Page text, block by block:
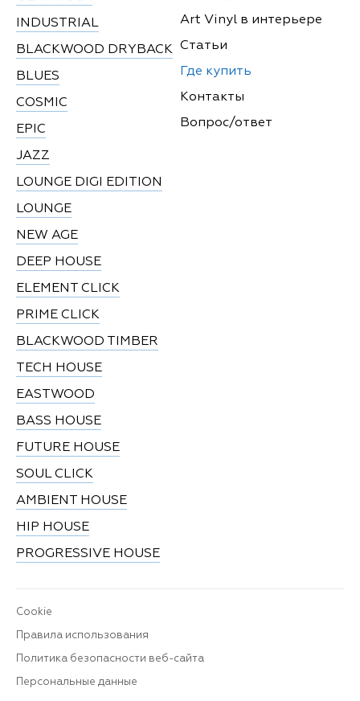
INDUSTRIAL
BLACKWOOD DRYBACK
BLUES
COSMIC
EPIC
JAZZ
LOUNGE DIGI EDITION
LOUNGE
NEW AGE
DEEP HOUSE
ELEMENT CLICK
PRIME CLICK
BLACKWOOD TIMBER
TECH HOUSE
EASTWOOD
BASS HOUSE
FUTURE HOUSE
SOUL CLICK
AMBIENT HOUSE
HIP HOUSE
PROGRESSIVE HOUSE
Art Vinyl в интерьере
Статьи
Где купить
Контакты
Вопрос/ответ
Cookie
Правила использования
Политика безопасности веб-сайта
Персональные данные